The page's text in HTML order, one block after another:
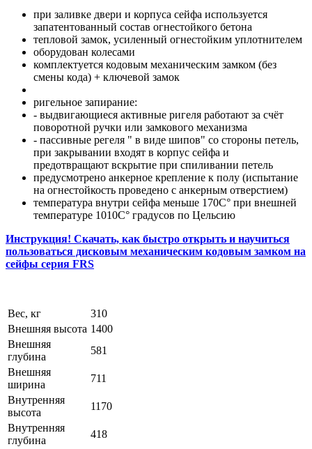
при заливке двери и корпуса сейфа используется
запатентованный состав огнестойкого бетона
тепловой замок, усиленный огнестойким уплотнителем
оборудован колесами
комплектуется кодовым механическим замком (без
смены кода) + ключевой замок
ригельное запирание:
- выдвигающиеся активные ригеля работают за счёт
поворотной ручки или замкового механизма
- пассивные регеля " в виде шипов" со стороны петель,
при закрывании входят в корпус сейфа и
предотвращают вскрытие при спиливании петель
предусмотрено анкерное крепление к полу (испытание
на огнестойкость проведено с анкерным отверстием)
температура внутри сейфа меньше 170С° при внешней
температуре 1010C° градусов по Цельсию
Инструкция! Скачать, как быстро открыть и научиться
пользоваться дисковым механическим кодовым замком на
сейфы серия FRS
Вес, кг
310
Внешняя высота 1400
Внешняя
глубина
581
Внешняя
ширина
711
Внутренняя
высота
1170
Внутренняя
глубина
418